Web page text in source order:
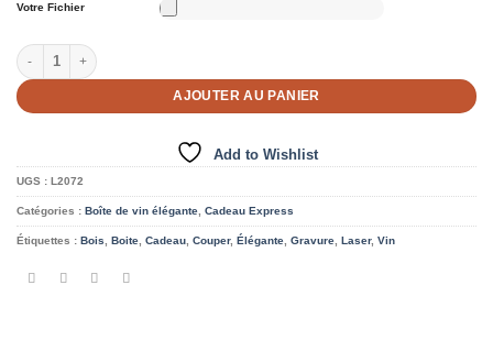
Votre Fichier
quantité de Coffret cadeau de vin - Pour 1 bouteille et 2 verres
AJOUTER AU PANIER
Add to Wishlist
UGS : L2072
Catégories : Boîte de vin élégante Cadeau Express
Étiquettes : Bois Boite Cadeau Couper, Élégante Gravure Laser, Vin